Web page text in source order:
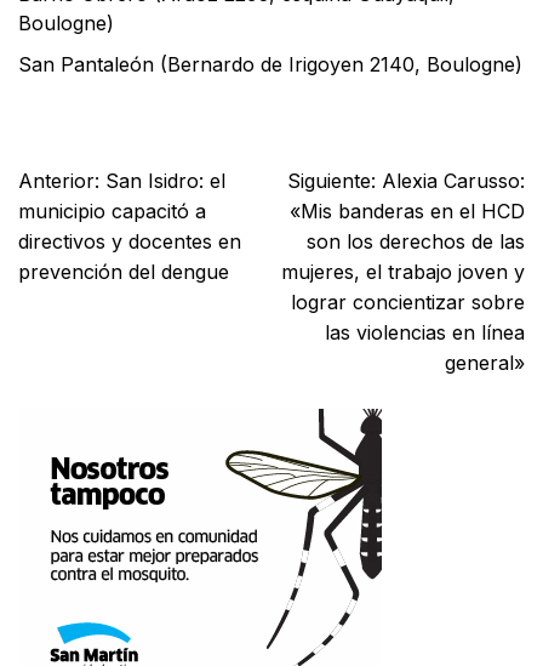
Boulogne)
San Pantaleón (Bernardo de Irigoyen 2140, Boulogne)
Anterior: San Isidro: el
municipio capacitó a
directivos y docentes en
prevención del dengue
Siguiente: Alexia Carusso:
«Mis banderas en el HCD
son los derechos de las
mujeres, el trabajo joven y
lograr concientizar sobre
las violencias en línea
general»